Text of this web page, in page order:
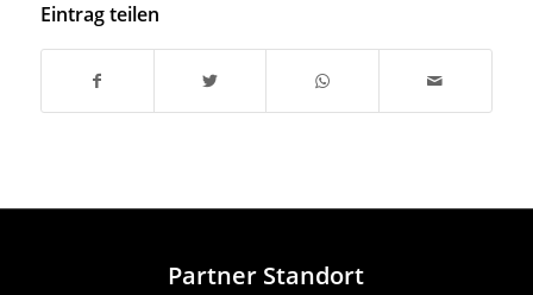
Eintrag teilen
Partner Standort